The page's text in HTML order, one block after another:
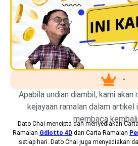
-
Apabila undian diambil, kami akan
kejayaan ramalan dalam artikel
membaca
Dato Chai mencipta dan menyediakan
Ramalan Gdlotto 4D dan Carta Ramalan
setiap hari. Dato Chai juga menyediakan